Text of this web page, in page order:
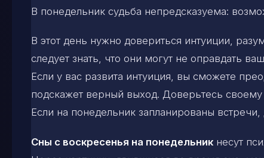
В понедельник судьба непредсказуема:
В этот день нужно довериться интуиции,
следует знать, что они могут не оправдать
Если у вас развита интуиция, вы сможете
подскажет верный выход. Доверьтесь
Если на понедельник запланированы
Сны с воскресенья на понедельник несут